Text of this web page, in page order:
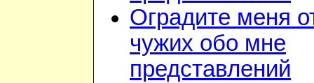
Оградите меня
чужих обо мне
представлений